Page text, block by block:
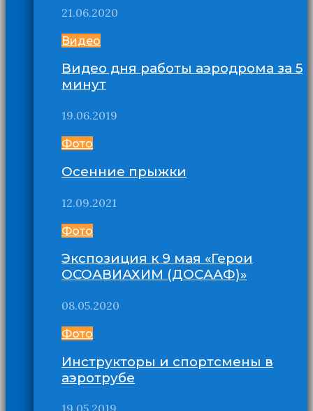
21.06.2020
Видео
Видео дня работы аэродрома за 5
минут
19.06.2019
Фото
Осенние прыжки
12.09.2021
Фото
Экспозиция к 9 мая «Герои
ОСОАВИАХИМ (ДОСААФ)»
08.05.2020
Фото
Инструкторы и спортсмены в
аэротрубе